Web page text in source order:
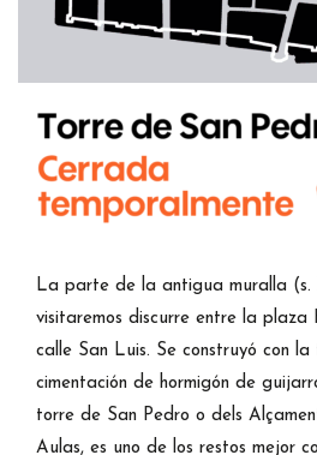
La parte de la antigua muralla
visitaremos discurre entre la plaza
calle San Luis. Se construyó con
cimentación de hormigón de
torre de San Pedro o dels
Aulas, es uno de los restos mejor